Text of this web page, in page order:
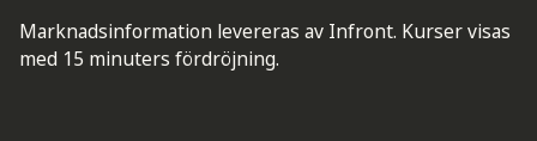
Marknadsinformation levereras av Infront. Kurser visas
med 15 minuters fördröjning.